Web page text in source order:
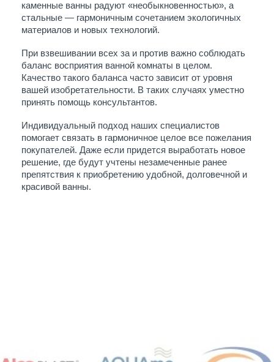
каменные ванны радуют «необыкновенностью», а
стальные — гармоничным сочетанием экологичных
материалов и новых технологий.
При взвешивании всех за и против важно соблюдать
баланс восприятия ванной комнаты в целом.
Качество такого баланса часто зависит от уровня
вашей изобретательности. В таких случаях уместно
принять помощь консультантов.
Индивидуальный подход наших специалистов
помогает связать в гармоничное целое все пожелания
покупателей. Даже если придется выработать новое
решение, где будут учтены незамеченные ранее
препятствия к приобретению удобной, долговечной и
красивой ванны.